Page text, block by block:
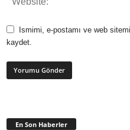
Ismimi, e-postamı ve web
kaydet.
En Son Haberler